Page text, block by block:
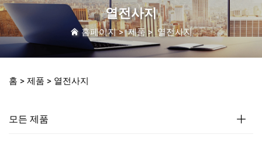
열전사지
홈페이지>제품>열전사지
홈 > 제품 > 열전사지
모든 제품